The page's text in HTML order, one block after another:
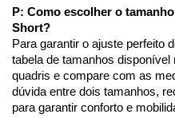
P: Como escolher o
Short?
Para garantir o ajuste perfeito
tabela de tamanhos
quadris e compare com as
dúvida entre dois tamanhos,
para garantir conforto e